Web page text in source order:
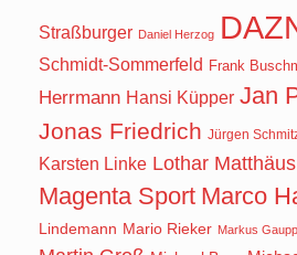
Straßburger Daniel Herzog
Schmidt-Sommerfeld Frank
Herrmann Hansi Küpper Jan
Jonas Friedrich Jürgen
Karsten Linke Lothar Matthäus
Magenta Sport Marco
Lindemann Mario Rieker Markus Gaupp